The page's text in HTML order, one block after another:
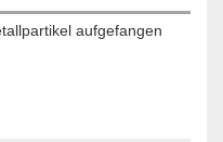
aufgefangen